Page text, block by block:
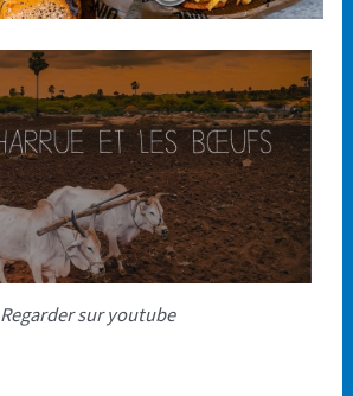
Regarder sur youtube